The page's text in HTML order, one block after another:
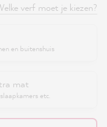
verf moet je kiezen?
en buitenshuis
mat
etc.